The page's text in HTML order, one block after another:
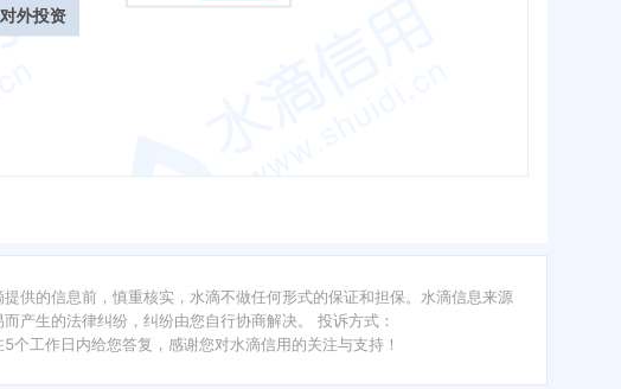
对外投资
供的信息前，慎重核实，水滴不做任何形式的保证和担保。水滴信息来源
产生的法律纠纷，纠纷由您自行协商解决。 投诉方式：
工作日内给您答复，感谢您对水滴信用的关注与支持！